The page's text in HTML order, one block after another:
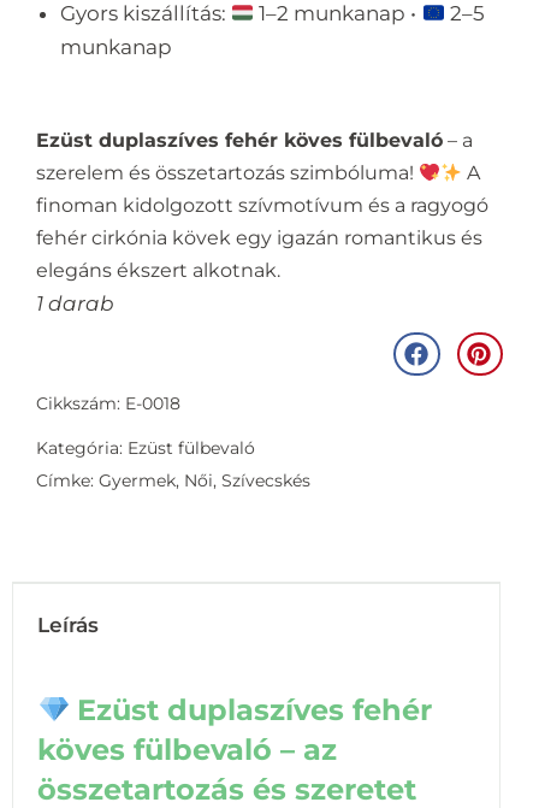
Gyors kiszállítás:
1–2 munkanap •
2–5
munkanap
Ezüst duplaszíves fehér köves fülbevaló – a
szerelem és összetartozás szimbóluma!
A
finoman kidolgozott szívmotívum és a ragyogó
fehér cirkónia kövek egy igazán romantikus és
elegáns ékszert alkotnak.
1 darab
Cikkszám: E-0018
Kategória: Ezüst fülbevaló
Címke: Gyermek, Női, Szívecskés
Leírás
Ezüst duplaszíves fehér
köves fülbevaló – az
összetartozás és szeretet